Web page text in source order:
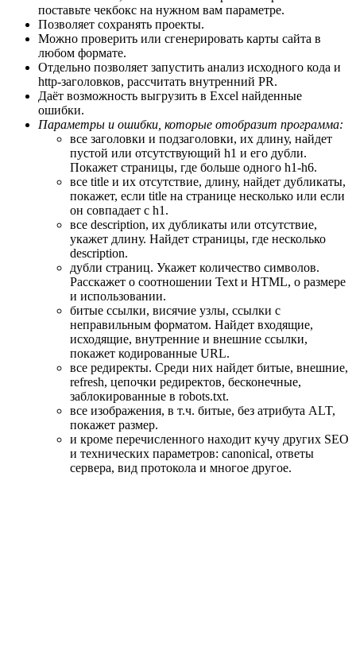
поставьте чекбокс на нужном вам параметре.
Позволяет сохранять проекты.
Можно проверить или сгенерировать карты сайта в
любом формате.
Отдельно позволяет запустить анализ исходного кода и
http-заголовков, рассчитать внутренний PR.
Даёт возможность выгрузить в Excel найденные
ошибки.
Параметры и ошибки, которые отобразит программа:
все заголовки и подзаголовки, их длину, найдет
пустой или отсутствующий h1 и его дубли.
Покажет страницы, где больше одного h1-h6.
все title и их отсутствие, длину, найдет дубликаты,
покажет, если title на странице несколько или если
он совпадает с h1.
все description, их дубликаты или отсутствие,
укажет длину. Найдет страницы, где несколько
description.
дубли страниц. Укажет количество символов.
Расскажет о соотношении Text и HTML, о размере
и использовании.
битые ссылки, висячие узлы, ссылки с
неправильным форматом. Найдет входящие,
исходящие, внутренние и внешние ссылки,
покажет кодированные URL.
все редиректы. Среди них найдет битые, внешние,
refresh, цепочки редиректов, бесконечные,
заблокированные в robots.txt.
все изображения, в т.ч. битые, без атрибута ALT,
покажет размер.
и кроме перечисленного находит кучу других SEO
и технических параметров: canonical, ответы
сервера, вид протокола и многое другое.